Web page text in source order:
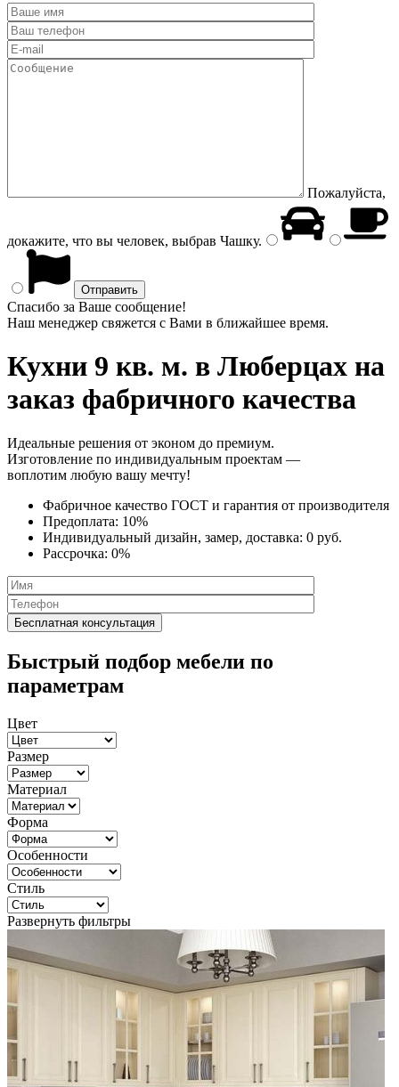
Пожалуйста,
докажите, что вы человек, выбрав Чашку.
Спасибо за Ваше сообщение!
Наш менеджер свяжется с Вами в ближайшее время.
Кухни 9 кв. м. в Люберцах на
заказ фабричного качества
Идеальные решения от эконом до премиум.
Изготовление по индивидуальным проектам —
воплотим любую вашу мечту!
Фабричное качество ГОСТ и гарантия от производителя
Предоплата: 10%
Индивидуальный дизайн, замер, доставка: 0 руб.
Рассрочка: 0%
Быстрый подбор мебели по
параметрам
Цвет
Размер
Материал
Форма
Особенности
Стиль
Развернуть фильтры